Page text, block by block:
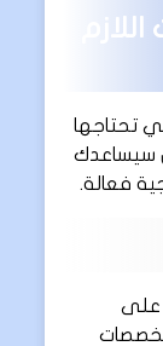
تحتاجها
سيساعدك
فعالة.
على